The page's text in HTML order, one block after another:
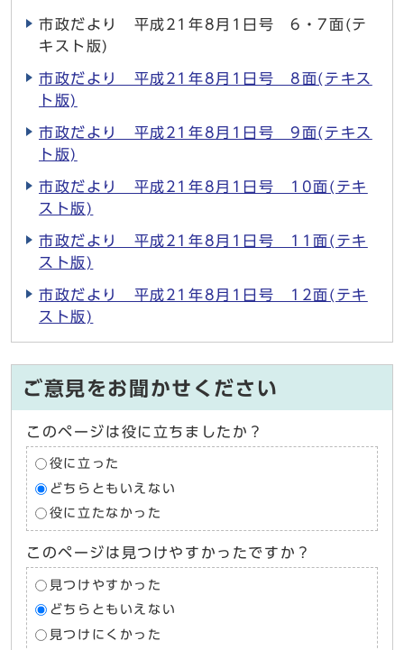
市政だより 平成21年8月1日号 6・7面(テ
キスト版)
市政だより 平成21年8月1日号 8面(テキス
ト版)
市政だより 平成21年8月1日号 9面(テキス
ト版)
市政だより 平成21年8月1日号 10面(テキ
スト版)
市政だより 平成21年8月1日号 11面(テキ
スト版)
市政だより 平成21年8月1日号 12面(テキ
スト版)
ご意見をお聞かせください
このページは役に立ちましたか？
役に立った
どちらともいえない
役に立たなかった
このページは見つけやすかったですか？
見つけやすかった
どちらともいえない
見つけにくかった